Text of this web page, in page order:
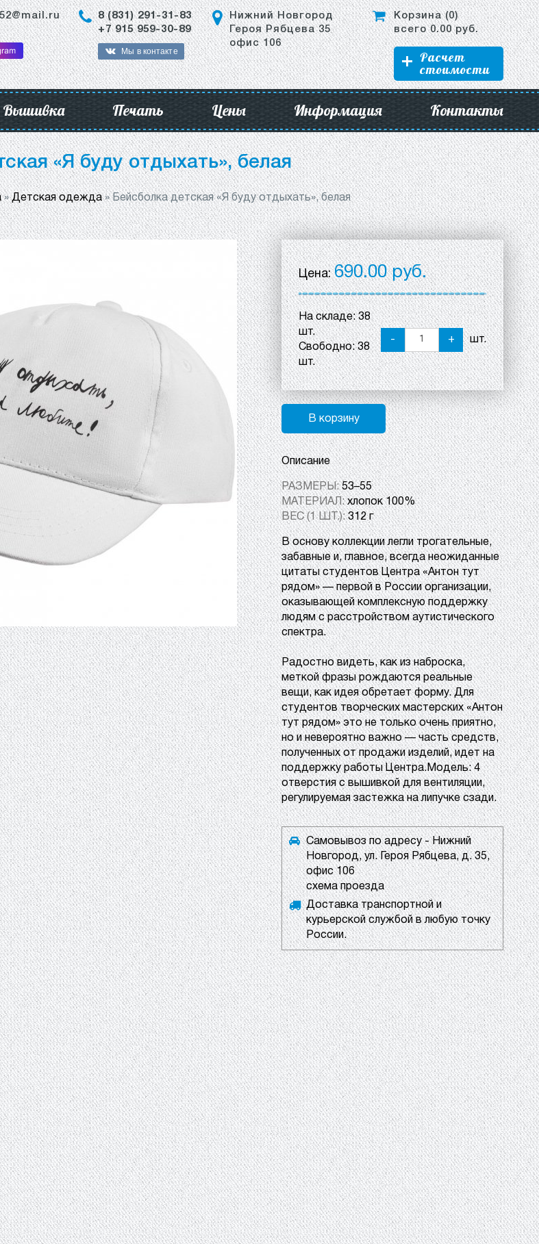
8 (831) 291-31-83
+7 915 959-30-89
Мы в контакте
Нижний Новгород
Героя Рябцева 35
офис 106
Корзина (0)
всего0.00руб.
Расчет
стоимости
Вышивка Печать Цены Информация Контакты
«Я буду отдыхать», белая
»Детская одежда»Бейсболка детская «Я буду отдыхать», белая
Цена:690.00 руб.
На складе:38
шт.
Свободно:38
шт.
- + шт.
В корзину
Описание
РАЗМЕРЫ:53–55
МАТЕРИАЛ:хлопок 100%
ВЕС (1 ШТ.):312 г
В основуколлекциилегли трогательные,
забавные и, главное, всегда неожиданные
цитаты студентов Центра «Антон тут
рядом» — первой в России организации,
оказывающей комплексную поддержку
людям с расстройством аутистического
спектра.
Радостно видеть, как из наброска,
меткой фразы рождаются реальные
вещи, как идея обретает форму. Для
студентов творческих мастерских «Антон
тут рядом» это не только очень приятно,
но и невероятно важно — часть средств,
полученных от продажи изделий, идет на
поддержку работы Центра.Модель: 4
отверстия с вышивкой для вентиляции,
регулируемая застежка на липучке сзади.
Самовывоз по адресу - Нижний
Новгород, ул. Героя Рябцева, д. 35,
офис 106
схема проезда
Доставка транспортной и
курьерской службой в любую точку
России.